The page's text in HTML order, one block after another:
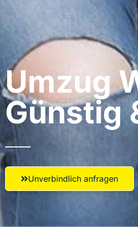
Umzug
Günstig
Unverbindlich anfragen